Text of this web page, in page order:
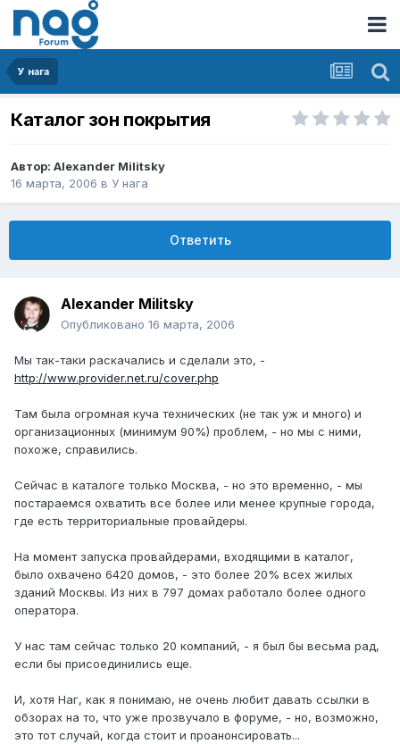
У нага
Каталог зон покрытия
Автор: Alexander Militsky
16 марта, 2006 в У нага
Ответить
Alexander Militsky
Опубликовано 16 марта, 2006
Мы так-таки раскачались и сделали это, -
http://www.provider.net.ru/cover.php
Там была огромная куча технических (не так уж и много) и
организационных (минимум 90%) проблем, - но мы с ними,
похоже, справились.
Сейчас в каталоге только Москва, - но это временно, - мы
постараемся охватить все более или менее крупные города,
где есть территориальные провайдеры.
На момент запуска провайдерами, входящими в каталог,
было охвачено 6420 домов, - это более 20% всех жилых
зданий Москвы. Из них в 797 домах работало более одного
оператора.
У нас там сейчас только 20 компаний, - я был бы весьма рад,
если бы присоединились еще.
И, хотя Наг, как я понимаю, не очень любит давать ссылки в
обзорах на то, что уже прозвучало в форуме, - но, возможно,
это тот случай, когда стоит и проанонсировать...